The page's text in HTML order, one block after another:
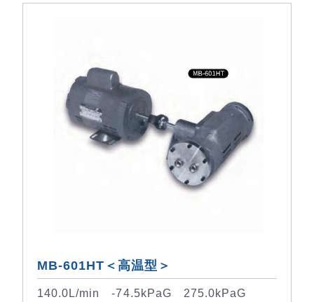
MB-601HT＜高温型＞
140.0L/min -74.5kPaG 275.0kPaG